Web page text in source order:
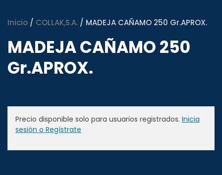
Inicio / COLLAK,S.A. / MADEJA CAÑAMO 250 Gr.APROX.
MADEJA CAÑAMO 250
Gr.APROX.
Precio disponible solo para usuarios registrados. Inicia
sesión o Regístrate